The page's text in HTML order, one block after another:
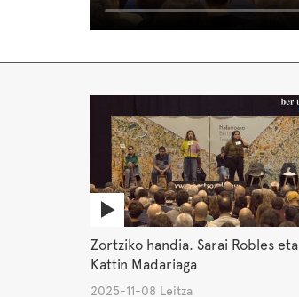
Zortziko handia. Sarai Robles eta
Kattin Madariaga
2025-11-08 Leitza